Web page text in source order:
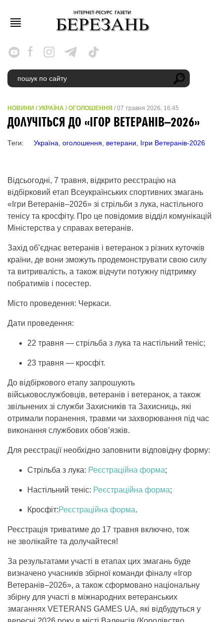
НОВИНИ /УКРАЇНА /ОГОЛОШЕННЯ / 07 травня 2026, 16:45
ДОЛУЧІТЬСЯ ДО «ІГОР ВЕТЕРАНІВ–2026»
Теги: Україна оголошення ветерани Ігри Ветеранів-2026
Відсьогодні, 7 травня, відкрито реєстрацію на
відбірковий етап Всеукраїнських спортивних змагань
«Ігри Ветеранів–2026» зі стрільби з лука, настільного
тенісу та кросфіту. Про це повідомив відділ комунікацій
Міністерства у справах ветеранів.
Захід об’єднає ветеранів і ветеранок з різних куточків
країни, де вони зможуть продемонструвати свою силу
та витривалість, а також відчути потужну підтримку
побратимів і посестер.
Місто проведення: Черкаси.
Дати проведення:
22 травня — стрільба з лука та настільний теніс;
23 травня — кросфіт.
До відбіркового етапу запрошують
військовослужбовців, ветеранів і ветеранок, а також
звільнених зі служби Захисників та Захисниць, які
отримали поранення, травми чи захворювання під час
виконання службових обов’язків.
Для реєстрації необхідно заповнити відповідну форму:
Стрільба з лука: Реєстраційна форма;
Настільний теніс: Реєстраційна форма;
Кросфіт:Реєстраційна форма.
Реєстрація триватиме до 17 травня включно, тож
не зволікайте та долучайтеся!
За результатами участі в етапах цих змагань буде
визначено учасників збірної команди фіналу «Ігор
Ветеранів–2026», а також сформовано національну
збірну для участі в міжнародних ветеранських
змаганнях VETERANS GAMES UA, які відбудуться у